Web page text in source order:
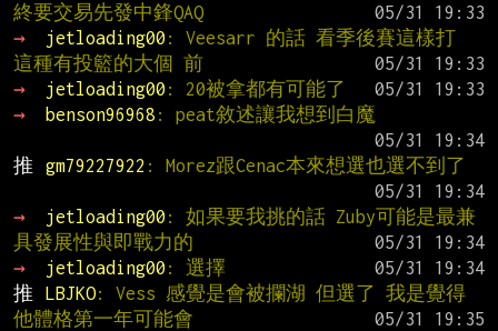
終要交易先發中鋒QAQ
→
jetloading00 : Veesarr 的話 看季後賽這樣打
這種有投籃的大個 前
→
jetloading00 : 20被拿都有可能了
→
benson96968 : peat敘述讓我想到白魔
推
gm79227922 : Morez跟Cenac本來想選也選不到了
→
jetloading00 : 如果要我挑的話 Zuby可能是最兼
具發展性與即戰力的
→
jetloading00 : 選擇
推
LBJKO: Vess 感覺是會被攔湖 但選了 我是覺得
他體格第一年可能會